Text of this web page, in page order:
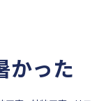
かった